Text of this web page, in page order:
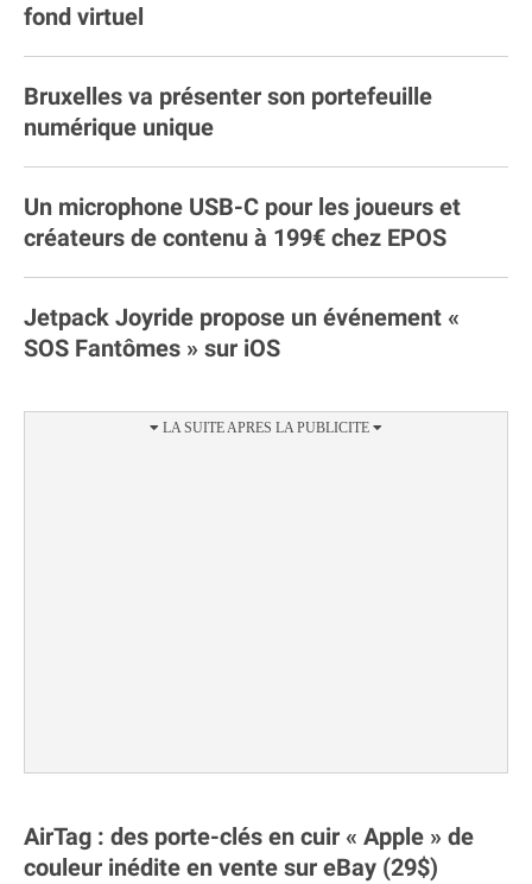
fond virtuel
Bruxelles va présenter son portefeuille
numérique unique
Un microphone USB-C pour les joueurs et
créateurs de contenu à 199€ chez EPOS
Jetpack Joyride propose un événement «
SOS Fantômes » sur iOS
AirTag : des porte-clés en cuir « Apple » de
couleur inédite en vente sur eBay (29$)